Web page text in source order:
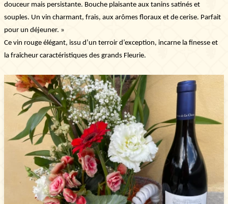
douceur mais persistante. Bouche plaisante aux tanins satinés et
souples. Un vin charmant, frais, aux arômes floraux et de cerise. Parfait
pour un déjeuner. »
Ce vin rouge élégant, issu d’un terroir d’exception, incarne la finesse et
la fraîcheur caractéristiques des grands Fleurie.